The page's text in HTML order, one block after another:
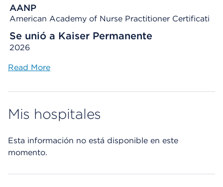
AANP
American Academy of Nurse Practitioner Certificati
Se unió a Kaiser Permanente
2026
Read More
Mis hospitales
Esta información no está disponible en este
momento.